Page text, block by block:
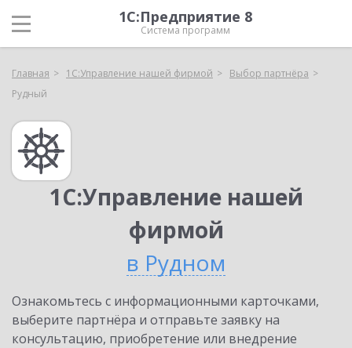
1С:Предприятие 8
Система программ
Главная 1С:Управление нашей фирмой
Выбор партнёра
Рудный
1С:Управление нашей
фирмой
в Рудном
Ознакомьтесь с информационными карточками,
выберите партнёра и отправьте заявку на
консультацию, приобретение или внедрение